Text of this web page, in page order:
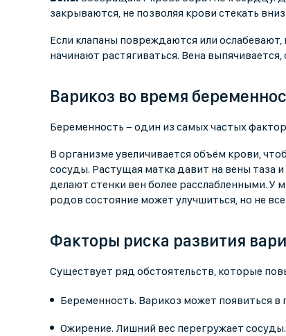
закрываются, не позволяя крови стекать вниз.
Если клапаны повреждаются или ослабевают,
начинают растягиваться. Вена
Варикоз во время
Беременность − один из самых частых
В организме увеличивается объём крови,
сосуды. Растущая матка давит на вены таза
делают стенки вен более расслабленными. У
родов состояние может улучшиться, но не
Факторы риска развития
Существует ряд обстоятельств, которые
Беременность. Варикоз может появиться
Ожирение. Лишний вес перегружает сосуды.